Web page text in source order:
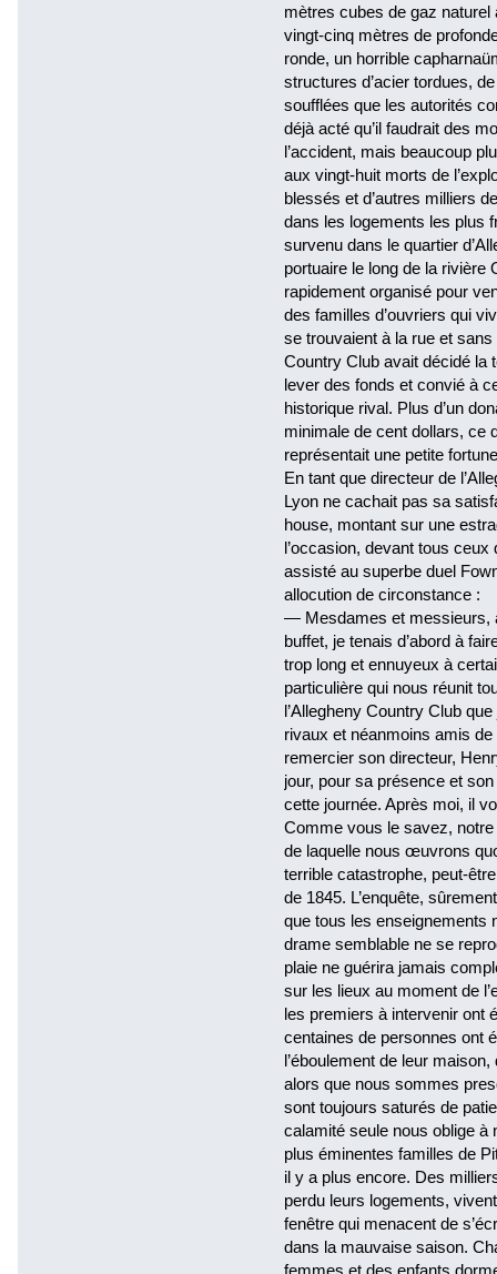
mètres cubes de gaz naturel
vingt-cinq mètres de
ronde, un horrible
structures d’acier tordues,
soufflées que les autorités
déjà acté qu’il faudrait des
l’accident, mais beaucoup
aux vingt-huit morts de
blessés et d’autres milliers
dans les logements les plus
survenu dans le quartier
portuaire le long de la rivière
rapidement organisé pour
des familles d’ouvriers qui
se trouvaient à la rue et
Country Club avait décidé la
lever des fonds et convié à
historique rival. Plus d’un
minimale de cent dollars, ce
représentait une petite
En tant que directeur de
Lyon ne cachait pas sa
house, montant sur une
l’occasion, devant tous
assisté au superbe duel
allocution de circonstance :
— Mesdames et messieurs,
buffet, je tenais d’abord à
trop long et ennuyeux à
particulière qui nous réunit
l’Allegheny Country Club
rivaux et néanmoins amis
remercier son directeur,
jour, pour sa présence et
cette journée. Après moi, il
Comme vous le savez,
de laquelle nous œuvrons
terrible catastrophe, peut-
de 1845. L’enquête,
que tous les enseignements
drame semblable ne se
plaie ne guérira jamais
sur les lieux au moment de
les premiers à intervenir ont
centaines de personnes ont
l’éboulement de leur
alors que nous sommes
sont toujours saturés de
calamité seule nous oblige à
plus éminentes familles de
il y a plus encore. Des
perdu leurs logements,
fenêtre qui menacent de
dans la mauvaise saison.
femmes et des enfants